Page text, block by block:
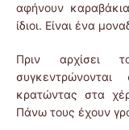
αφήνουν
ίδιοι. Είναι ένα
Πριν αρχίσει
κρατώντας στα
Πάνω τους έχουν